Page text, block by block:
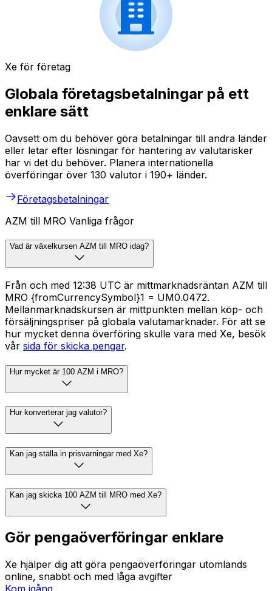
Xe för företag
Globala företagsbetalningar på ett
enklare sätt
Oavsett om du behöver göra betalningar till andra länder
eller letar efter lösningar för hantering av valutarisker
har vi det du behöver. Planera internationella
överföringar över 130 valutor i 190+ länder.
Företagsbetalningar
AZM till MRO Vanliga frågor
Vad är växelkursen AZM till MRO idag?
Från och med 12:38 UTC är mittmarknadsräntan AZM till
MRO {fromCurrencySymbol}1 = UM0.0472.
Mellanmarknadskursen är mittpunkten mellan köp- och
försäljningspriser på globala valutamarknader. För att se
hur mycket denna överföring skulle vara med Xe, besök
vår sida för skicka pengar.
Hur mycket är 100 AZM i MRO?
Hur konverterar jag valutor?
Kan jag ställa in prisvarningar med Xe?
Kan jag skicka 100 AZM till MRO med Xe?
Gör pengaöverföringar enklare
Xe hjälper dig att göra pengaöverföringar utomlands
online, snabbt och med låga avgifter
Kom igång